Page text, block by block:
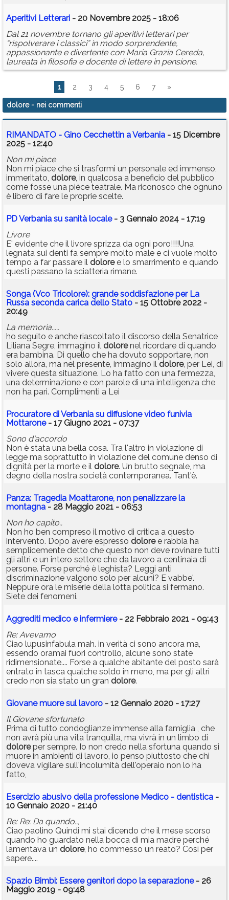
Aperitivi Letterari - 20 Novembre 2025 - 18:06
Dal 21 novembre tornano gli aperitivi letterari per
“rispolverare i classici” in modo sorprendente,
appassionante e divertente con Maria Grazia Cereda,
laureata in filosofia e docente di lettere in pensione.
1 2 3 4 5 6 7 »
dolore- nei commenti
RIMANDATO - Gino Cecchettin a Verbania - 15 Dicembre
2025 - 12:40
Non mi piace
Non mi piace che si trasformi un personale ed immenso,
immeritato, dolore, in qualcosa a beneficio del pubblico
come fosse una pièce teatrale. Ma riconosco che ognuno
è libero di fare le proprie scelte.
PD Verbania su sanità locale- 3 Gennaio 2024 - 17:19
Livore
E' evidente che il livore sprizza da ogni poro!!!!Una
legnata sui denti fa sempre molto male e ci vuole molto
tempo a far passare il doloree lo smarrimento e quando
questi passano la sciatteria rimane.
Songa (Vco Tricolore): grande soddisfazione per La
Russa seconda carica dello Stato - 15 Ottobre 2022 -
20:49
La memoria.....
ho seguito e anche riascoltato il discorso della Senatrice
Liliana Segre, immagino il dolorenel ricordare di quando
era bambina. Di quello che ha dovuto sopportare, non
solo allora, ma nel presente, immagino il dolore, per Lei, di
vivere questa situazione. Lo ha fatto con una fermezza,
una determinazione e con parole di una intelligenza che
non ha pari. Complimenti a Lei
Procuratore di Verbania su diffusione video funivia
Mottarone- 17 Giugno 2021 - 07:37
Sono d'accordo
Non è stata una bella cosa. Tra l'altro in violazione di
legge ma soprattutto in violazione del comune denso di
dignità per la morte e il dolore. Un brutto segnale, ma
degno della nostra società contemporanea. Tant'è.
Panza: Tragedia Moattarone, non penalizzare la
montagna - 28 Maggio 2021 - 06:53
Non ho capito..
Non ho ben compreso il motivo di critica a questo
intervento. Dopo avere espresso doloree rabbia ha
semplicemente detto che questo non deve rovinare tutti
gli altri e un intero settore che da lavoro a centinaia di
persone. Forse perché è leghista? Leggi anti
discriminazione valgono solo per alcuni? E vabbe'.
Neppure ora le miserie della lotta politica si fermano.
Siete dei fenomeni.
Aggrediti medico e infermiere- 22 Febbraio 2021 - 09:43
Re: Avevamo
Ciao lupusinfabula mah. in verità ci sono ancora ma,
essendo oramai fuori controllo, alcune sono state
ridimensionate.... Forse a qualche abitante del posto sarà
entrato in tasca qualche soldo in meno, ma per gli altri
credo non sia stato un gran dolore.
Giovane muore sul lavoro - 12 Gennaio 2020 - 17:27
Il Giovane sfortunato
Prima di tutto condoglianze immense alla famiglia , che
non avrà più una vita tranquilla, ma vivrà in un limbo di
doloreper sempre. Io non credo nella sfortuna quando si
muore in ambienti di lavoro, io penso piuttosto che chi
doveva vigilare sull'incolumità dell'operaio non lo ha
fatto,
Esercizio abusivo della professione Medico - dentistica -
10 Gennaio 2020 - 21:40
Re: Re: Da quando..,
Ciao paolino Quindi mi stai dicendo che il mese scorso
quando ho guardato nella bocca di mia madre perché
lamentava un dolore, ho commesso un reato? Così per
sapere....
Spazio Bimbi: Essere genitori dopo la separazione- 26
Maggio 2019 - 09:48